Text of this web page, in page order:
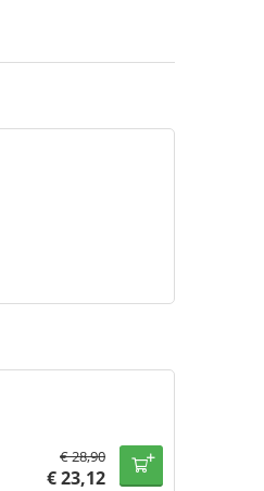
€28,90
€23,12